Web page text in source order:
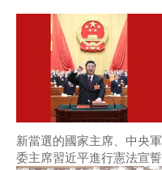
新當選的國家主席、中央軍
委主席習近平進行憲法宣誓